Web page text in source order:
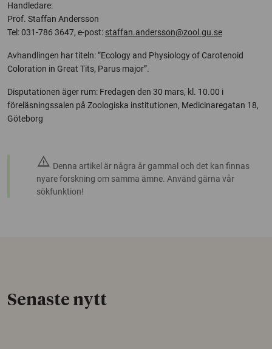
Handledare:
Prof. Staffan Andersson
Tel: 031-786 3647, e-post: staffan.andersson@zool.gu.se
Avhandlingen har titeln: ”Ecology and Physiology of Carotenoid
Coloration in Great Tits, Parus major”.
Disputationen äger rum: Fredagen den 30 mars, kl. 10.00 i
föreläsningssalen på Zoologiska institutionen, Medicinaregatan 18,
Göteborg
warning Denna artikel är några år gammal och det kan finnas
nyare forskning om samma ämne. Använd gärna vår
sökfunktion!
Senaste nytt